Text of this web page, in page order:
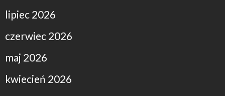
lipiec 2026
czerwiec 2026
maj 2026
kwiecień 2026